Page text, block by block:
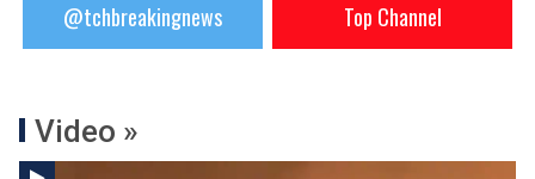
@tchbreakingnews Top Channel
Video »